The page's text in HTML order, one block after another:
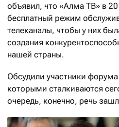
объявил, что «Алма ТВ» в
бесплатный режим
телеканалы, чтобы у них
создания
нашей страны.
Обсудили участники
которыми сталкиваются
очередь, конечно, речь